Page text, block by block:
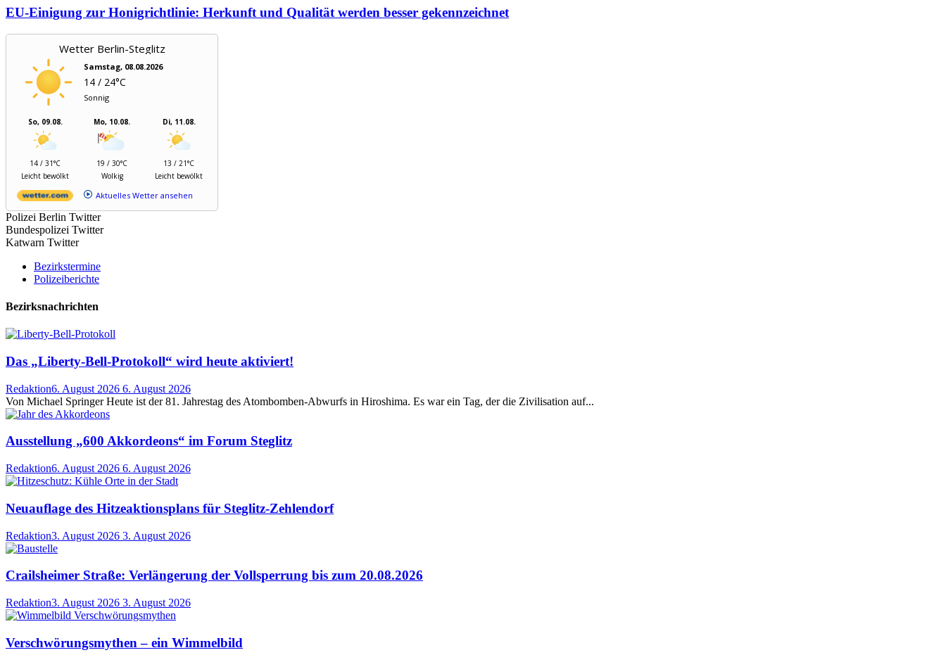
EU-Einigung zur Honigrichtlinie: Herkunft und Qualität werden besser gekennzeichnet
Wetter Berlin-Steglitz
Samstag, 08.08.2026
14 / 24°C
Sonnig
So, 09.08.
14 / 31°C
Leicht bewölkt
Mo, 10.08.
19 / 30°C
Wolkig
Di, 11.08.
13 / 21°C
Leicht bewölkt
Aktuelles Wetter ansehen
Polizei Berlin Twitter
Bundespolizei Twitter
Katwarn Twitter
Bezirkstermine
Polizeiberichte
Bezirksnachrichten
Das „Liberty-Bell-Protokoll“ wird heute aktiviert!
Redaktion6. August 2026 6. August 2026
Von Michael Springer Heute ist der 81. Jahrestag des Atombomben-Abwurfs in Hiroshima. Es war ein Tag, der die Zivilisation auf...
Ausstellung „600 Akkordeons“ im Forum Steglitz
Redaktion6. August 2026 6. August 2026
Neuauflage des Hitzeaktionsplans für Steglitz-Zehlendorf
Redaktion3. August 2026 3. August 2026
Crailsheimer Straße: Verlängerung der Vollsperrung bis zum 20.08.2026
Redaktion3. August 2026 3. August 2026
Verschwörungsmythen – ein Wimmelbild